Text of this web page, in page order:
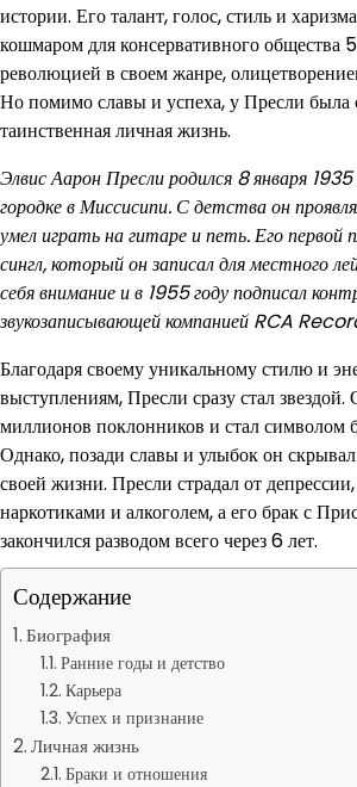
истории. Его талант, голос, стиль и
кошмаром для консервативного
революцией в своем жанре,
Но помимо славы и успеха, у Пресли была
таинственная личная жизнь.
Элвис Аарон Пресли родился 8 января 1935
городке в Миссисипи. С детства он
умел играть на гитаре и петь. Его первой
сингл, который он записал для местного
себя внимание и в 1955 году подписал
звукозаписывающей компанией RCA
Благодаря своему уникальному стилю и
выступлениям, Пресли сразу стал
миллионов поклонников и стал символом
Однако, позади славы и улыбок он
своей жизни. Пресли страдал от
наркотиками и алкоголем, а его брак с
закончился разводом всего через 6 лет.
Содержание
Биография
Ранние годы и детство
Карьера
Успех и признание
Личная жизнь
Браки и отношения